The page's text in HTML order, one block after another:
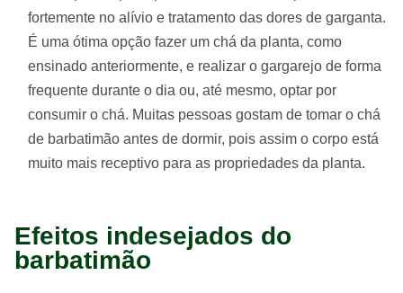
fortemente no alívio e tratamento das dores de garganta.
É uma ótima opção fazer um chá da planta, como
ensinado anteriormente, e realizar o gargarejo de forma
frequente durante o dia ou, até mesmo, optar por
consumir o chá. Muitas pessoas gostam de tomar o chá
de barbatimão antes de dormir, pois assim o corpo está
muito mais receptivo para as propriedades da planta.
Efeitos indesejados do
barbatimão